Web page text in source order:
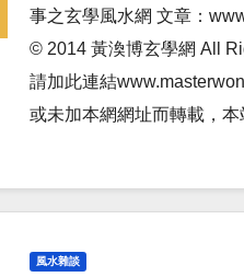
事之玄學風水網 文章：
© 2014 黃渙博玄學網 All
請加此連結
或未加本網網址而轉載，本
風水雜談